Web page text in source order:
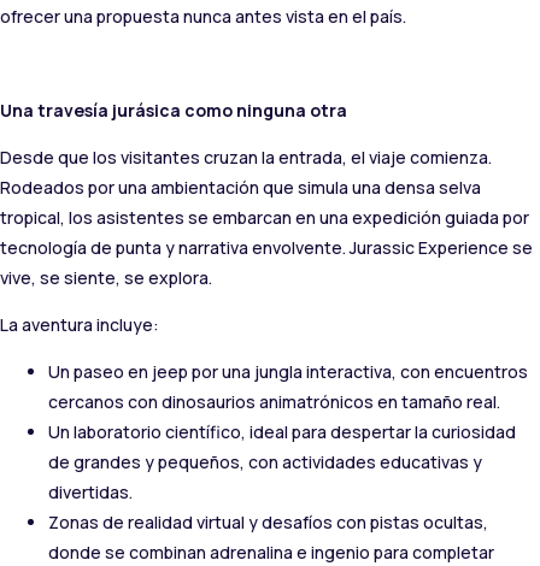
ofrecer una propuesta nunca antes vista en el país.
Una travesía jurásica como ninguna otra
Desde que los visitantes cruzan la entrada, el viaje comienza.
Rodeados por una ambientación que simula una densa selva
tropical, los asistentes se embarcan en una expedición guiada por
tecnología de punta y narrativa envolvente. Jurassic Experience se
vive, se siente, se explora.
La aventura incluye:
Un paseo en jeep por una jungla interactiva, con encuentros
cercanos con dinosaurios animatrónicos en tamaño real.
Un laboratorio científico, ideal para despertar la curiosidad
de grandes y pequeños, con actividades educativas y
divertidas.
Zonas de realidad virtual y desafíos con pistas ocultas,
donde se combinan adrenalina e ingenio para completar